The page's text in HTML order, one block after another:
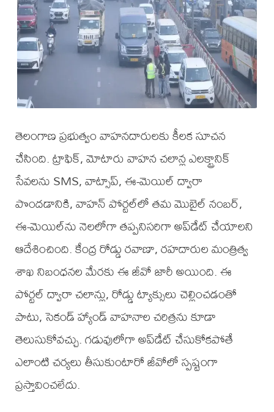
తెలంగాణ ప్రభుత్వం వాహనదారులకు కీలక సూచన
చేసింది. ట్రాఫిక్, మోటారు వాహన చలాన్ల ఎలక్ట్రానిక్
సేవలను SMS, వాట్సాప్, ఈ-మెయిల్ ద్వారా
పొందడానికి, వాహన్ పోర్టల్‌లో తమ మొబైల్ నంబర్,
ఈ-మెయిల్‌ను నెలలోగా తప్పనిసరిగా అప్‌డేట్ చేయాలని
ఆదేశించింది. కేంద్ర రోడ్డు రవాణా, రహదారుల మంత్రిత్వ
శాఖ నిబంధనల మేరకు ఈ జీవో జారీ అయింది. ఈ
పోర్టల్ ద్వారా చలాన్లు, రోడ్డు ట్యాక్సులు చెల్లించడంతో
పాటు, సెకండ్ హ్యాండ్ వాహనాల చరిత్రను కూడా
తెలుసుకోవచ్చు. గడువులోగా అప్‌డేట్ చేసుకోకపోతే
ఎలాంటి చర్యలు తీసుకుంటారో జీవోలో స్పష్టంగా
ప్రస్తావించలేదు.